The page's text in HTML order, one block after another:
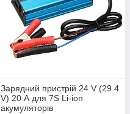
Зарядний пристрій 24 V (29.4
V) 20 А для 7S Li-ion
акумуляторів